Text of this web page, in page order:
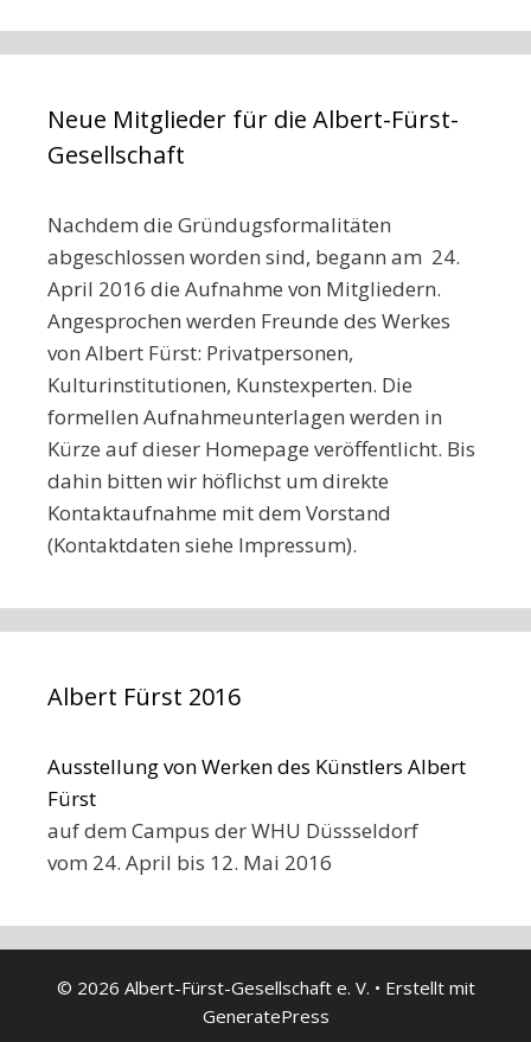
Neue Mitglieder für die Albert-Fürst-
Gesellschaft
Nachdem die Gründugsformalitäten
abgeschlossen worden sind, begann am 24.
April 2016 die Aufnahme von Mitgliedern.
Angesprochen werden Freunde des Werkes
von Albert Fürst: Privatpersonen,
Kulturinstitutionen, Kunstexperten. Die
formellen Aufnahmeunterlagen werden in
Kürze auf dieser Homepage veröffentlicht. Bis
dahin bitten wir höflichst um direkte
Kontaktaufnahme mit dem Vorstand
(Kontaktdaten siehe Impressum).
Albert Fürst 2016
Ausstellung von Werken des Künstlers Albert
Fürst
auf dem Campus der WHU Düssseldorf
vom 24. April bis 12. Mai 2016
© 2026 Albert-Fürst-Gesellschaft e. V. • Erstellt mit
GeneratePress